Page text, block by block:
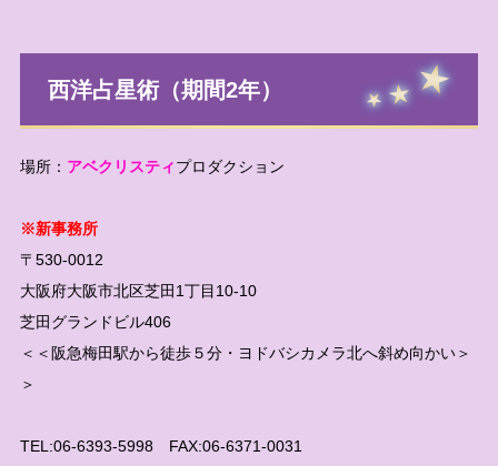
西洋占星術（期間2年）
場所： アベクリスティプロダクション
※新事務所
〒530-0012
大阪府大阪市北区芝田1丁目10-10
芝田グランドビル406
＜＜阪急梅田駅から徒歩５分・ヨドバシカメラ北へ斜め向かい＞
＞
TEL:06-6393-5998 FAX:06-6371-0031